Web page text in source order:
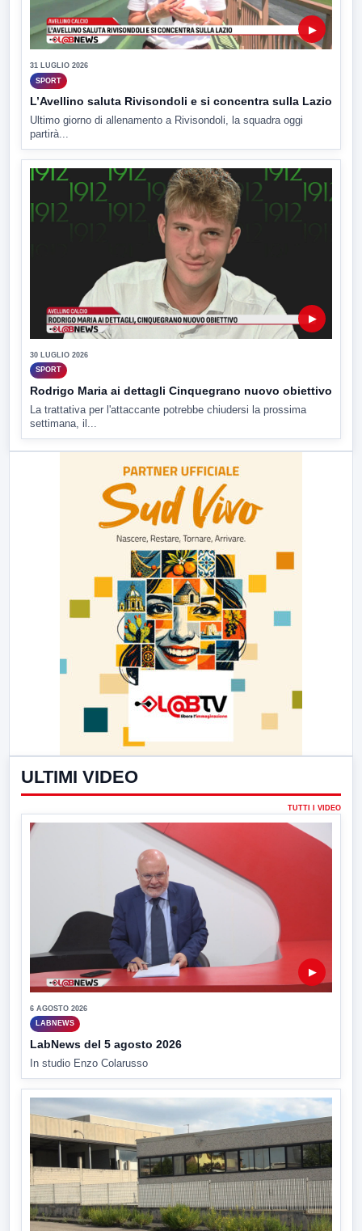
▶
31 LUGLIO 2026
SPORT
L’Avellino saluta Rivisondoli e si concentra sulla Lazio
Ultimo giorno di allenamento a Rivisondoli, la squadra oggi
partirà...
▶
30 LUGLIO 2026
SPORT
Rodrigo Maria ai dettagli Cinquegrano nuovo obiettivo
La trattativa per l'attaccante potrebbe chiudersi la prossima
settimana, il...
ULTIMI VIDEO
TUTTI I VIDEO
▶
6 AGOSTO 2026
LABNEWS
LabNews del 5 agosto 2026
In studio Enzo Colarusso